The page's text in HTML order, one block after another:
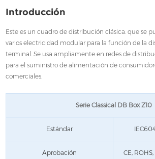
Introducción
Este es un cuadro de distribución clásica. que se
varios electricidad modular para la función de la
terminal. Se usa ampliamente en redes de
para el suministro de alimentación de
comerciales.
Serie Classical DB Box Z10
Estándar
Aprobación CE,